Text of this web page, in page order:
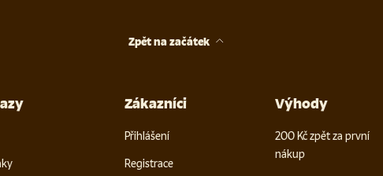
Zpět na začátek
Zákazníci
Přihlášení
Registrace
Výhody
200 Kč zpět za první
nákup